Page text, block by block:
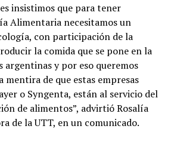
insistimos que para tener
Alimentaria necesitamos un
con participación de la
la comida que se pone en la
argentinas y por eso queremos
mentira de que estas empresas
o Syngenta, están al servicio del
de alimentos”, advirtió Rosalía
de la UTT, en un comunicado.